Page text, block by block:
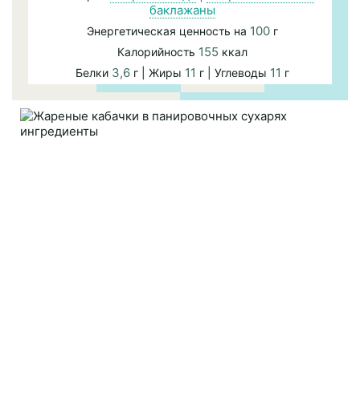
баклажаны
Энергетическая ценность на 100г
Калорийность 155 ккал
Белки 3,6г | Жиры 11 г | Углеводы 11 г